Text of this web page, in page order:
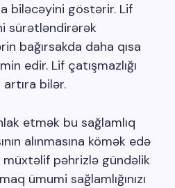
biləcəyini göstərir. Lif
sürətləndirərək
bağırsakda daha qısa
edir. Lif çatışmazlığı
bilər.
etmək bu sağlamlıq
alınmasına kömək edə
müxtəlif pəhrizlə gündəlik
ümumi sağlamlığınızı